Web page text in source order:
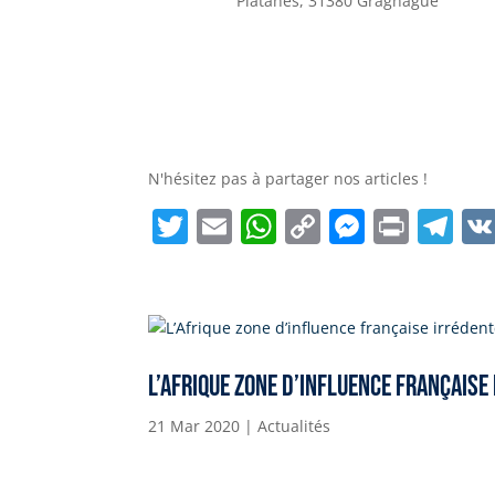
N'hésitez pas à partager nos articles !
T
er
E
l
W
s
A
p
p
C
y
Li
n
k
M
e
n
g
Pr T
gr
a
m
L’Afrique zone d’influence
21 Mar 2020 |Actualités